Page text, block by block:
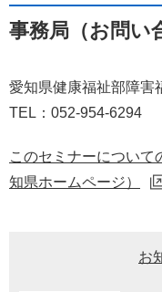
事務局（お問い
愛知県健康福祉部障害
TEL：052-954-6294
このセミナーについて
知県ホームページ）
お